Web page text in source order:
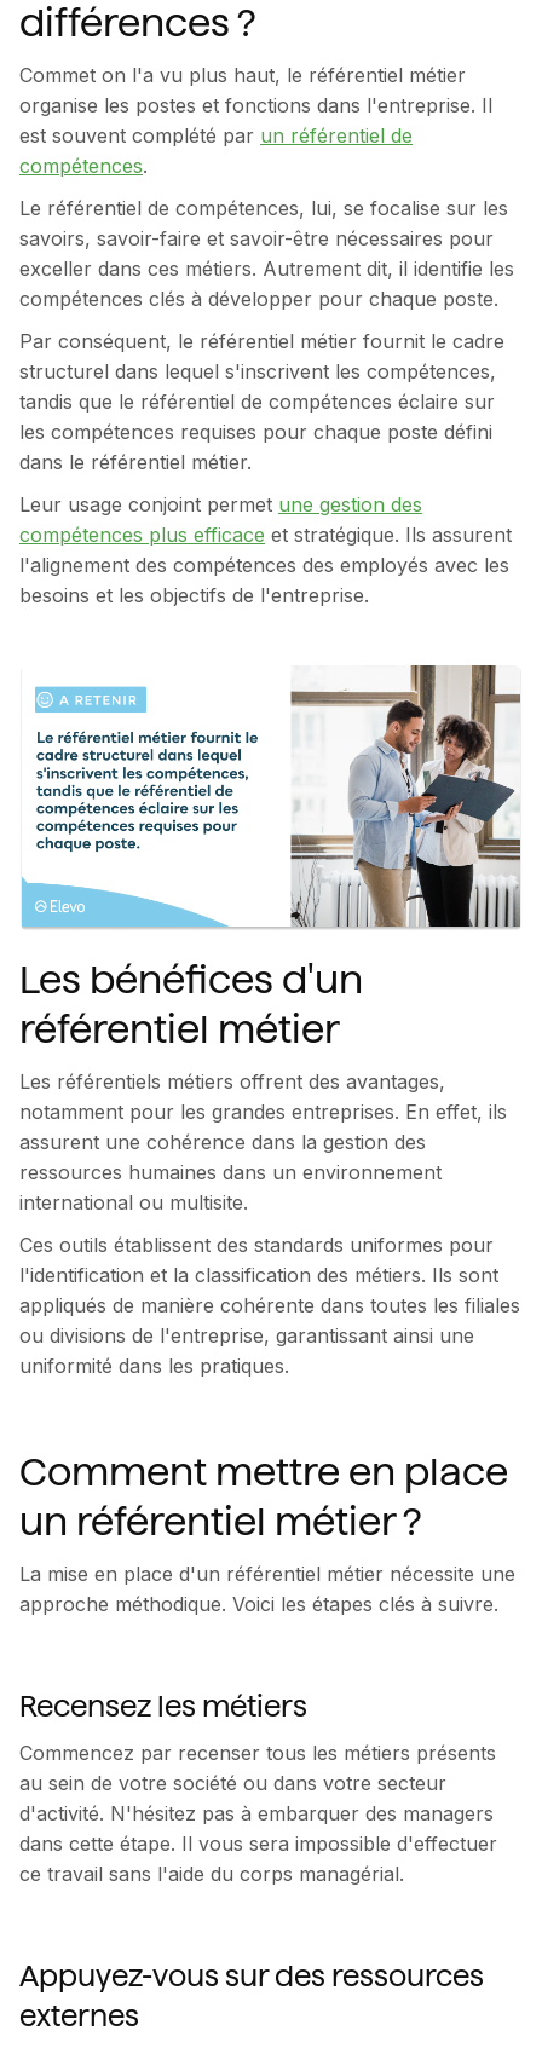
différences ?
Commet on l'a vu plus haut, le référentiel métier
organise les postes et fonctions dans l'entreprise. Il
est souvent complété par un référentiel de
compétences.
Le référentiel de compétences, lui, se focalise sur les
savoirs, savoir-faire et savoir-être nécessaires pour
exceller dans ces métiers. Autrement dit, il identifie les
compétences clés à développer pour chaque poste.
Par conséquent, le référentiel métier fournit le cadre
structurel dans lequel s'inscrivent les compétences,
tandis que le référentiel de compétences éclaire sur
les compétences requises pour chaque poste défini
dans le référentiel métier.
Leur usage conjoint permet une gestion des
compétences plus efficace et stratégique. Ils assurent
l'alignement des compétences des employés avec les
besoins et les objectifs de l'entreprise.
Les bénéfices d'un
référentiel métier
Les référentiels métiers offrent des avantages,
notamment pour les grandes entreprises. En effet, ils
assurent une cohérence dans la gestion des
ressources humaines dans un environnement
international ou multisite.
Ces outils établissent des standards uniformes pour
l'identification et la classification des métiers. Ils sont
appliqués de manière cohérente dans toutes les filiales
ou divisions de l'entreprise, garantissant ainsi une
uniformité dans les pratiques.
Comment mettre en place
un référentiel métier ?
La mise en place d'un référentiel métier nécessite une
approche méthodique. Voici les étapes clés à suivre.
Recensez les métiers
Commencez par recenser tous les métiers présents
au sein de votre société ou dans votre secteur
d'activité. N'hésitez pas à embarquer des managers
dans cette étape. Il vous sera impossible d'effectuer
ce travail sans l'aide du corps managérial.
Appuyez-vous sur des ressources
externes